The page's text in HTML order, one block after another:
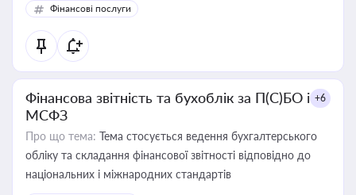
Фінансові послуги
Фінансова звітність та бухоблік за П(С)БО і
МСФЗ
+6
Про що тема: Тема стосується ведення бухгалтерського
обліку та складання фінансової звітності відповідно до
національних і міжнародних стандартів